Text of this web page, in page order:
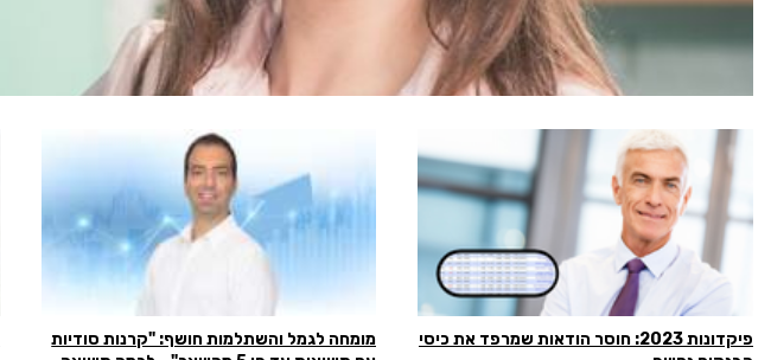
פיקדונות 2023: חוסר הודאות שמרפד את כיסי
מומחה לגמל והשתלמות חושף: "קרנות סודיות